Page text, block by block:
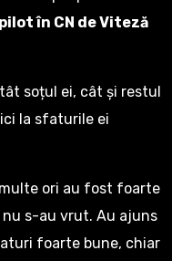
în CN de Viteză
soțul ei, cât și restul
la sfaturile ei
ori au fost foarte
s-au vrut. Au ajuns
foarte bune, chiar